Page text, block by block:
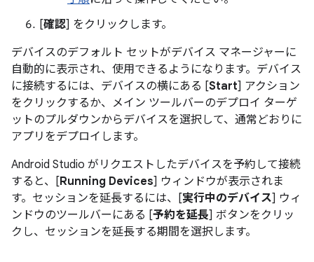
[確認] をクリックします。
デバイスのデフォルト セットがデバイス マネージャーに
自動的に表示され、使用できるようになります。デバイス
に接続するには、デバイスの横にある [Start] アクション
をクリックするか、メイン ツールバーのデプロイ ターゲ
ットのプルダウンからデバイスを選択して、通常どおりに
アプリをデプロイします。
Android Studio がリクエストしたデバイスを予約して接続
すると、[Running Devices] ウィンドウが表示されま
す。セッションを延長するには、[実行中のデバイス] ウィ
ンドウのツールバーにある [予約を延長] ボタンをクリッ
クし、セッションを延長する期間を選択します。